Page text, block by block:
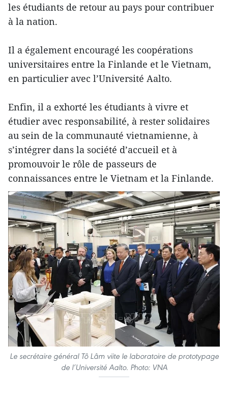
les étudiants de retour au pays pour contribuer
à la nation.
Il a également encouragé les coopérations
universitaires entre la Finlande et le Vietnam,
en particulier avec l’Université Aalto.
Enfin, il a exhorté les étudiants à vivre et
étudier avec responsabilité, à rester solidaires
au sein de la communauté vietnamienne, à
s’intégrer dans la société d’accueil et à
promouvoir le rôle de passeurs de
connaissances entre le Vietnam et la Finlande.
Le secrétaire général Tô Lâm viite le laboratoire de prototypage
de l’Université Aalto. Photo: VNA